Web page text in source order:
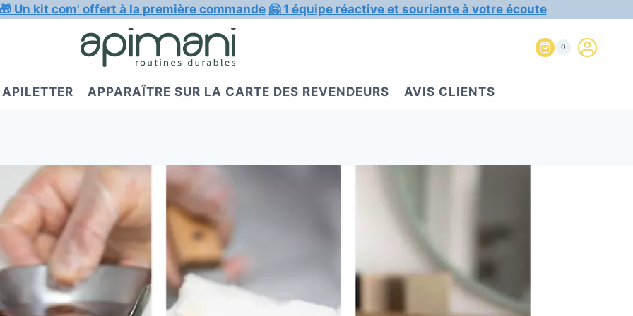
🎁 Un kit com' offert à la première commande 🤗 1 équipe réactive et souriante à votre écoute
0
APILETTER APPARAÎTRE SUR LA CARTE DES REVENDEURS AVIS CLIENTS